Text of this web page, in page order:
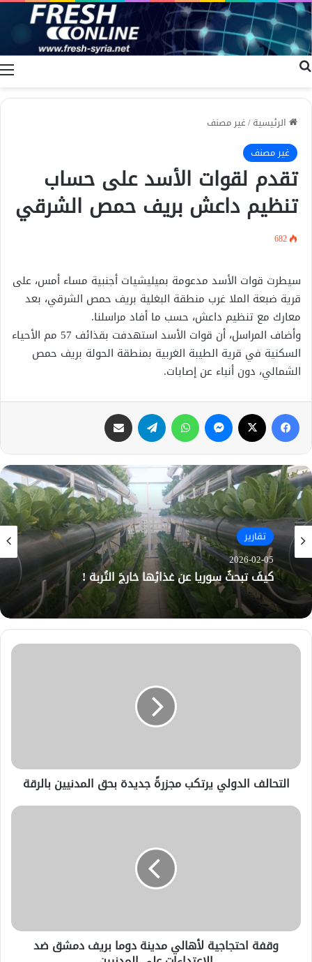
الرئيسية/غير مصنف
غير مصنف
تقدم لقوات الأسد على حساب
تنظيم داعش بريف حمص الشرقي
682
سيطرت قوات الأسد مدعومة بميليشيات أجنبية مساء أمس، على
قرية ضبعة الملا غرب منطقة البغلية بريف حمص الشرقي، بعد
معارك مع تنظيم داعش، حسب ما أفاد مراسلنا.
وأضاف المراسل، أن قوات الأسد استهدفت بقذائف 57 مم الأحياء
السكنية في قرية الطيبة الغربية بمنطقة الحولة بريف حمص
الشمالي، دون أنباء عن إصابات.
فيسبوك ماسنجر واتساب تيلقرام
تقارير
2026-02-05
كيفَ تبحثُ سوريا عن غذائِها خارجَ التُربة !
التحالف الدولي يرتكب مجزرةً جديدة بحق المدنيين بالرقة
وقفة احتجاجية لأهالي مدينة دوما بريف دمشق ضد